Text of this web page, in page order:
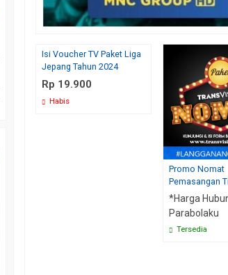
Isi Voucher TV Paket Liga
Jepang Tahun 2024
Rp 19.900
Habis
Promo Nomat
Pemasangan
*Harga
Parabolaku
Tersedia
Munzir
servis yang mantap
Sangan puas